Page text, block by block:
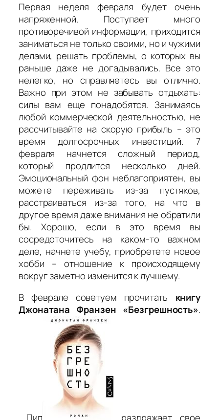
Первая неделя февраля будет очень
напряженной. Поступает много
противоречивой информации, приходится
заниматься не только своими, но и чужими
делами, решать проблемы, о которых вы
раньше даже не догадывались. Все это
нелегко, но справляетесь вы отлично.
Важно при этом не забывать отдыхать:
силы вам еще понадобятся. Занимаясь
любой коммерческой деятельностью, не
рассчитывайте на скорую прибыль – это
время долгосрочных инвестиций. 7
февраля начнется сложный период,
который продлится несколько дней.
Эмоциональный фон неблагоприятен, вы
можете переживать из-за пустяков,
расстраиваться из-за того, на что в
другое время даже внимания не обратили
бы. Хорошо, если в это время вы
сосредоточитесь на каком-то важном
деле, начнете учебу, приобретете новое
хобби – отношение к происходящему
вокруг заметно изменится к лучшему.
В феврале советуем прочитать книгу
Джонатана Франзен «Безгрешность».